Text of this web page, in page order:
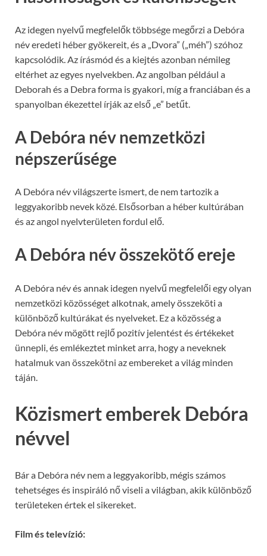
Az idegen nyelvű megfelelők többsége megőrzi a Debóra
név eredeti héber gyökereit, és a „Dvora” („méh”) szóhoz
kapcsolódik. Az írásmód és a kiejtés azonban némileg
eltérhet az egyes nyelvekben. Az angolban például a
Deborah és a Debra forma is gyakori, míg a franciában és a
spanyolban ékezettel írják az első „e” betűt.
A Debóra név nemzetközi
népszerűsége
A Debóra név világszerte ismert, de nem tartozik a
leggyakoribb nevek közé. Elsősorban a héber kultúrában
és az angol nyelvterületen fordul elő.
A Debóra név összekötő ereje
A Debóra név és annak idegen nyelvű megfelelői egy olyan
nemzetközi közösséget alkotnak, amely összeköti a
különböző kultúrákat és nyelveket. Ez a közösség a
Debóra név mögött rejlő pozitív jelentést és értékeket
ünnepli, és emlékeztet minket arra, hogy a neveknek
hatalmuk van összekötni az embereket a világ minden
táján.
Közismert emberek Debóra
névvel
Bár a Debóra név nem a leggyakoribb, mégis számos
tehetséges és inspiráló nő viseli a világban, akik különböző
területeken értek el sikereket.
Film és televízió: